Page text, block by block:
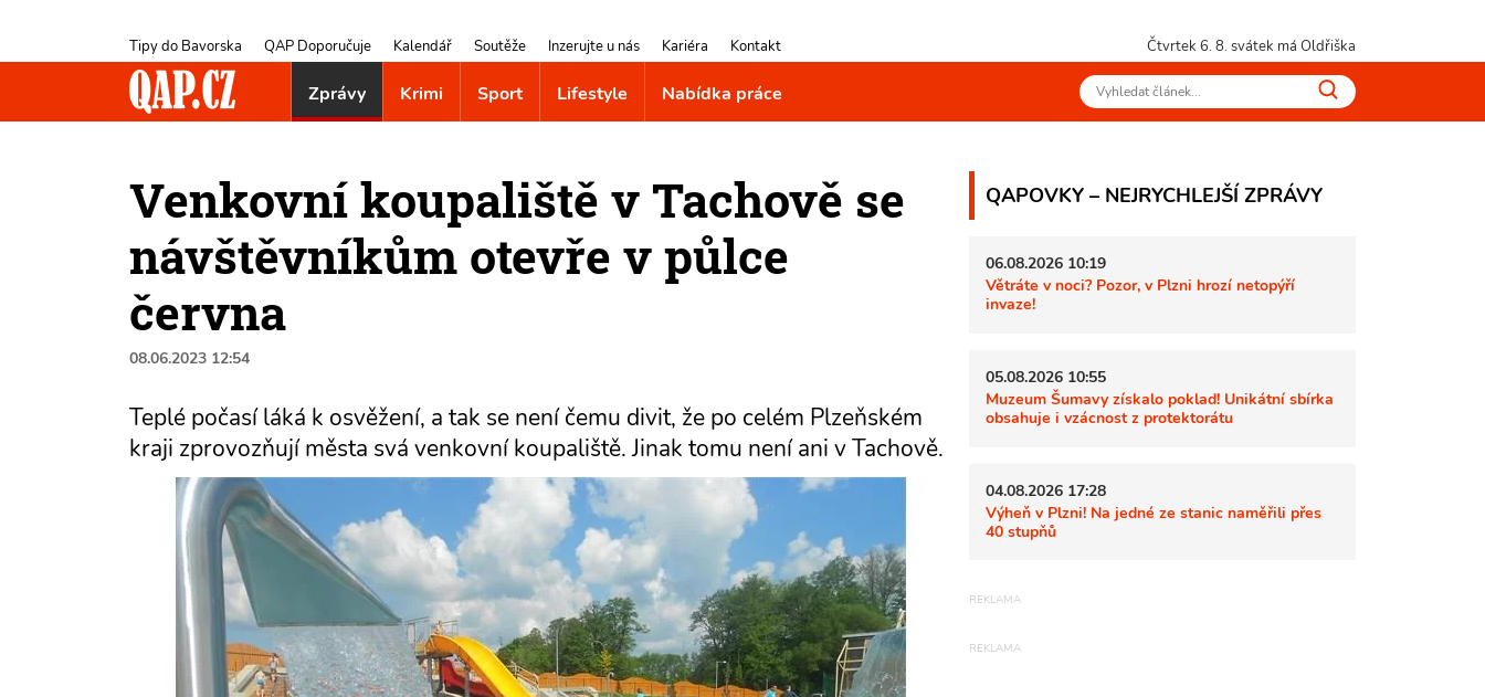
Tipy do Bavorska QAP Doporučuje Kalendář Soutěže Inzerujte u nás Kariéra Kontakt Čtvrtek 6. 8. svátek má Oldřiška
Zprávy Krimi Sport Lifestyle Nabídka práce
Venkovní koupaliště v Tachově se
návštěvníkům otevře v půlce
června
08.06.2023 12:54
Teplé počasí láká k osvěžení, a tak se není čemu divit, že po celém Plzeňském
kraji zprovozňují města svá venkovní koupaliště. Jinak tomu není ani v Tachově.
QAPOVKY – NEJRYCHLEJŠÍ ZPRÁVY
06.08.2026 10:19
Větráte v noci? Pozor, v Plzni hrozí netopýří
invaze!
05.08.2026 10:55
Muzeum Šumavy získalo poklad! Unikátní sbírka
obsahuje i vzácnost z protektorátu
04.08.2026 17:28
Výheň v Plzni! Na jedné ze stanic naměřili přes
40 stupňů